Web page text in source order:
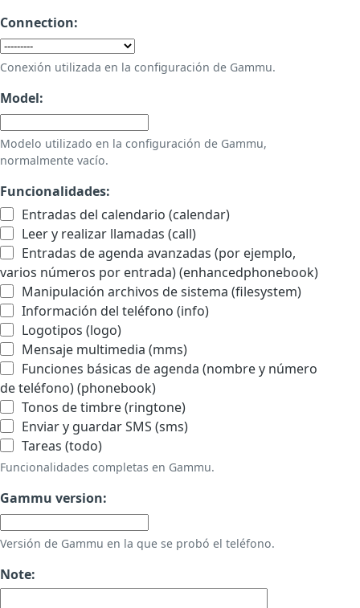
Connection:
Conexión utilizada en la configuración de Gammu.
Model:
Modelo utilizado en la configuración de Gammu,
normalmente vacío.
Funcionalidades:
Entradas del calendario (calendar)
Leer y realizar llamadas (call)
Entradas de agenda avanzadas (por ejemplo,
varios números por entrada) (enhancedphonebook)
Manipulación archivos de sistema (filesystem)
Información del teléfono (info)
Logotipos (logo)
Mensaje multimedia (mms)
Funciones básicas de agenda (nombre y número
de teléfono) (phonebook)
Tonos de timbre (ringtone)
Enviar y guardar SMS (sms)
Tareas (todo)
Funcionalidades completas en Gammu.
Gammu version:
Versión de Gammu en la que se probó el teléfono.
Note: